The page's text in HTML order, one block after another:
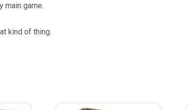
main game.
kind of thing.